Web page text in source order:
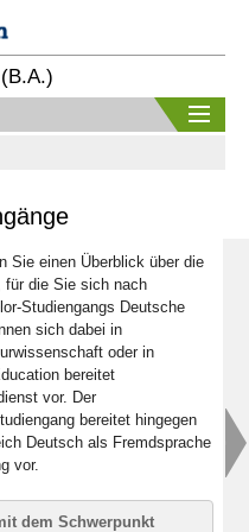
Sie einen Überblick über die
für die Sie sich nach
Studiengangs Deutsche
sich dabei in
oder in
bereitet
vor. Der
bereitet hingegen
Deutsch als Fremdsprache
vor.
dem Schwerpunkt